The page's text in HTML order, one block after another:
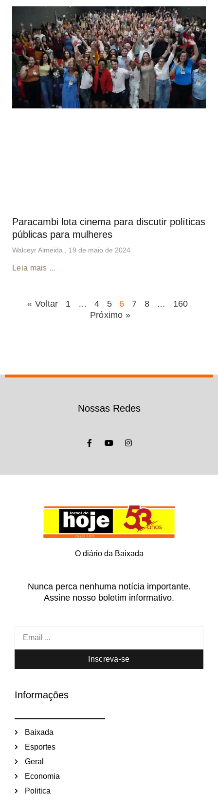
Paracambi lota cinema para discutir políticas
públicas para mulheres
Walceyr Almeida 19 de maio de 2024
Leia mais ...
« Voltar 1 … 4 5 6 7 8 …
160
Próximo »
Nossas Redes
O diário da Baixada
Nunca perca nenhuma notícia importante.
Assine nosso boletim informativo.
Inscreva-se
Informações
Baixada
Esportes
Geral
Economia
Politica